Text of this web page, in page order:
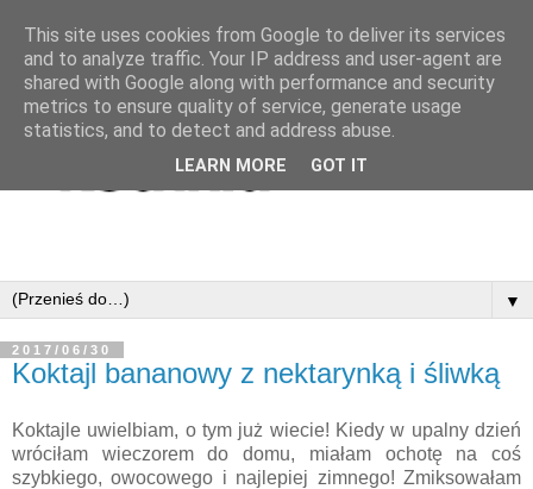
▼
2017/06/30
Koktajl bananowy z nektarynką i śliwką
Koktajle uwielbiam, o tym już wiecie! Kiedy w upalny dzień
wróciłam wieczorem do domu, miałam ochotę na coś
szybkiego, owocowego i najlepiej zimnego! Zmiksowałam
This site uses cookies from Google to deliver its services
and to analyze traffic. Your IP address and user-agent are
shared with Google along with performance and security
metrics to ensure quality of service, generate usage
statistics, and to detect and address abuse.
LEARN MORE GOT IT